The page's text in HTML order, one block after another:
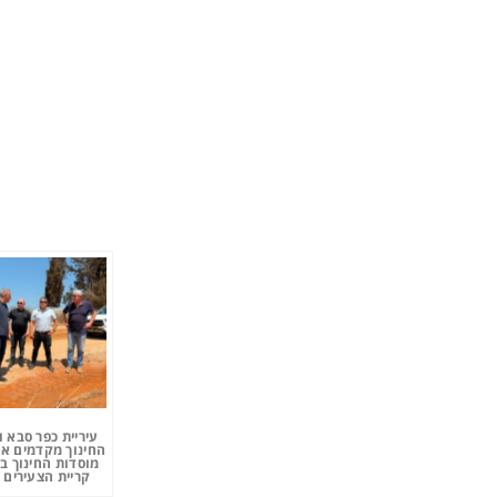
עיריית כפר
החינוך מקדמים
מוסדות החינוך
קריית